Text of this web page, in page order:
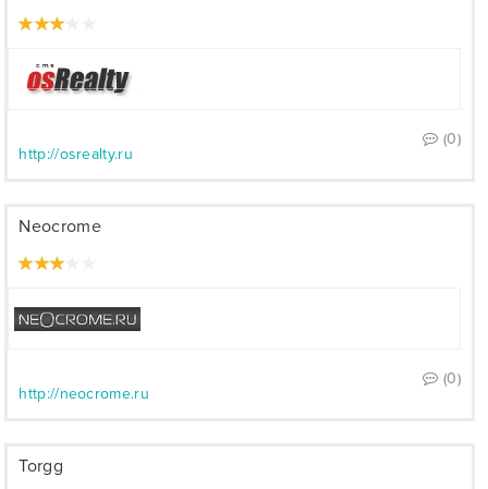
(0)
http://osrealty.ru
Neocrome
(0)
http://neocrome.ru
Torgg